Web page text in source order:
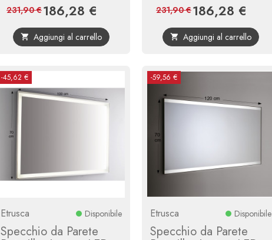
Prezzo
186,28 €
base
231,90 €
 Aggiungi al carrello
Prezzo
186,28 €
base
231,90 €
 Aggiungi al carrello
-45,62 €
Etrusca Disponibile
Specchio da Parete
-59,56 €
Etrusca Disponibile
Specchio da Parete